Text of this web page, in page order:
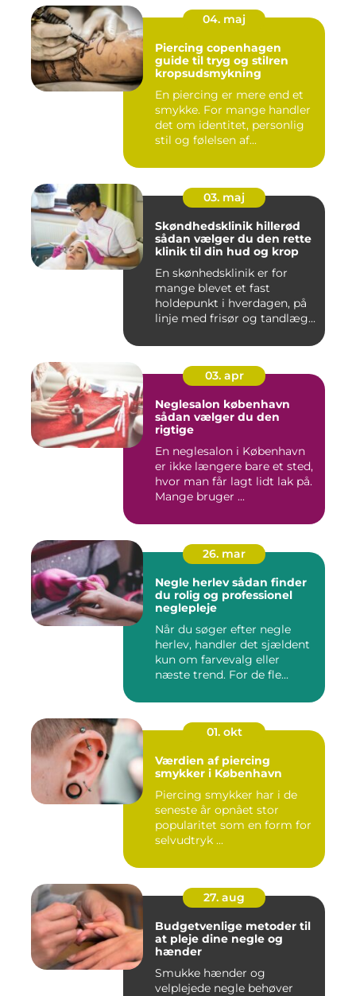
04. maj
Piercing copenhagen
guide til tryg og stilren
kropsudsmykning
En piercing er mere end et
smykke. For mange handler
det om identitet, personlig
stil og følelsen af...
03. maj
Skøndhedsklinik hillerød
sådan vælger du den rette
klinik til din hud og krop
En skønhedsklinik er for
mange blevet et fast
holdepunkt i hverdagen, på
linje med frisør og tandlæg...
03. apr
Neglesalon københavn
sådan vælger du den
rigtige
En neglesalon i København
er ikke længere bare et sted,
hvor man får lagt lidt lak på.
Mange bruger ...
26. mar
Negle herlev sådan finder
du rolig og professionel
neglepleje
Når du søger efter negle
herlev, handler det sjældent
kun om farvevalg eller
næste trend. For de fle...
01. okt
Værdien af piercing
smykker i København
Piercing smykker har i de
seneste år opnået stor
popularitet som en form for
selvudtryk ...
27. aug
Budgetvenlige metoder til
at pleje dine negle og
hænder
Smukke hænder og
velplejede negle behøver